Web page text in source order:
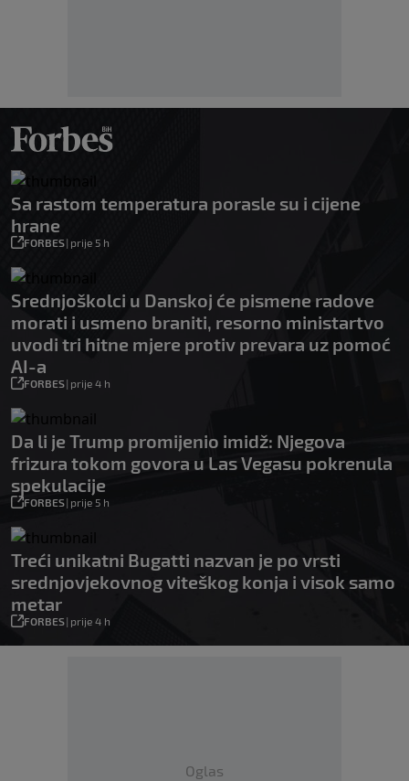
Sa rastom temperatura porasle su i cijene
hrane
FORBES| prije 5 h
Srednjoškolci u Danskoj će pismene radove
morati i usmeno braniti, resorno ministartvo
uvodi tri hitne mjere protiv prevara uz pomoć
AI-a
FORBES| prije 4 h
Da li je Trump promijenio imidž: Njegova
frizura tokom govora u Las Vegasu pokrenula
spekulacije
FORBES| prije 5 h
Treći unikatni Bugatti nazvan je po vrsti
srednjovjekovnog viteškog konja i visok samo
metar
FORBES| prije 4 h
Oglas